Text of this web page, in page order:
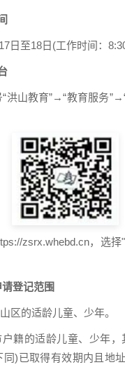
至18日(工作时间：
山教育”→“教育服务
zsrx.whebd.cn，选
登记范围
的适龄儿童、少年。
的适龄儿童、少年，
同)已取得有效期内且地